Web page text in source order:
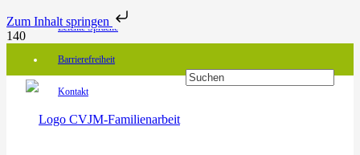
Zum Inhalt springen
Leichte Sprache
Barrierefreiheit
Kontakt